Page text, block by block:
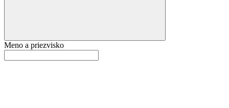
Meno a priezvisko